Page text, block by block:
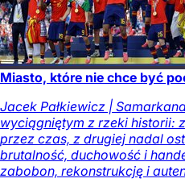
Miasto, które nie chce być
Jacek Pałkiewicz |
wyciągniętym z rzeki historii:
przez czas, z drugiej nadal
brutalność, duchowość i
zabobon, rekonstrukcję i